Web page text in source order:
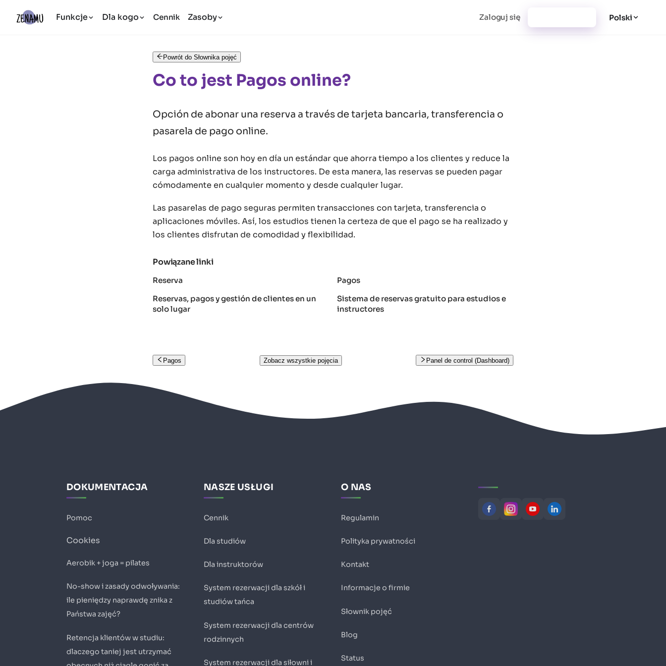
Funkcje Dla kogo Cennik Zasoby Zaloguj się Polski
Powrót do Słownika pojęć
Co to jest Pagos online?
Opción de abonar una reserva a través de tarjeta bancaria, transferencia o
pasarela de pago online.
Los pagos online son hoy en día un estándar que ahorra tiempo a los clientes y reduce la
carga administrativa de los instructores. De esta manera, las reservas se pueden pagar
cómodamente en cualquier momento y desde cualquier lugar.
Las pasarelas de pago seguras permiten transacciones con tarjeta, transferencia o
aplicaciones móviles. Así, los estudios tienen la certeza de que el pago se ha realizado y
los clientes disfrutan de comodidad y flexibilidad.
Powiązane linki
Reserva
Pagos
Reservas, pagos y gestión de clientes en un
solo lugar
Sistema de reservas gratuito para estudios e
instructores
Pagos Zobacz wszystkie pojęcia Panel de control (Dashboard)
DOKUMENTACJA
Pomoc
Cookies
Aerobik + joga = pilates
No-show i zasady odwoływania:
ile pieniędzy naprawdę znika z
Państwa zajęć?
Retencja klientów w studiu:
dlaczego taniej jest utrzymać
NASZE USŁUGI
Cennik
Dla studiów
Dla instruktorów
System rezerwacji dla szkół i
studiów tańca
System rezerwacji dla centrów
rodzinnych
System rezerwacji dla siłowni i
O NAS
Regulamin
Polityka prywatności
Kontakt
Informacje o firmie
Słownik pojęć
Blog
Status